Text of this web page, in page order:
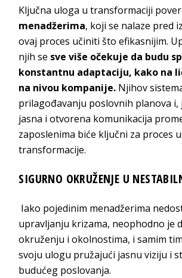
Ključna uloga u transformaciji
menadžerima, koji se nalaze pred
ovaj proces učiniti što efikasnijim.
njih se sve više očekuje da budu
konstantnu adaptaciju, kako na
na nivou kompanije. Njihov
prilagođavanju poslovnih planova i,
jasna i otvorena komunikacija
zaposlenima biće ključni za proces
transformacije.
SIGURNO OKRUŽENJE U
Iako pojedinim menadžerima
upravljanju krizama, neophodno je
okruženju i okolnostima, i samim
svoju ulogu pružajući jasnu viziju i
budućeg poslovanja.